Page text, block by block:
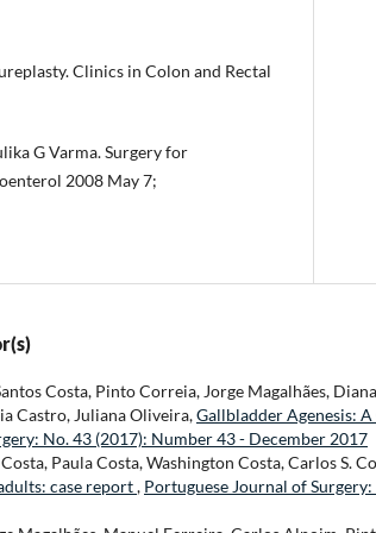
Clinics in Colon and Rectal
G Varma. Surgery for
2008 May 7;
Costa, Pinto Correia, Jorge Magalhães,
Castro, Juliana Oliveira,Gallbladder Agenesis:
No. 43 (2017): Number 43 - December 2017
Paula Costa, Washington Costa, Carlos S.
case report, Portuguese Journal of